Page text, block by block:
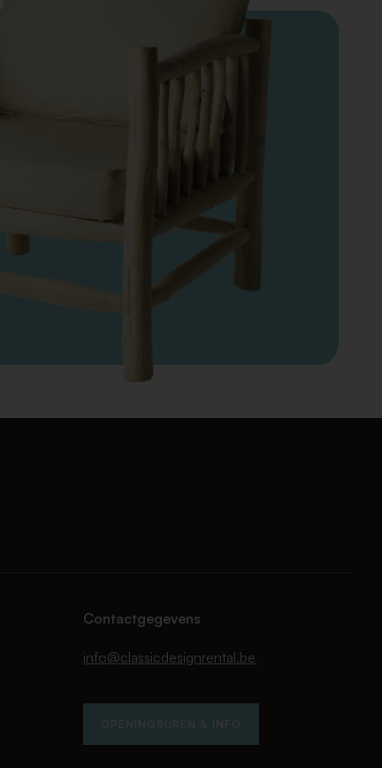
Contactgegevens
info@classicdesignrental.be
OPENINGSUREN & INFO